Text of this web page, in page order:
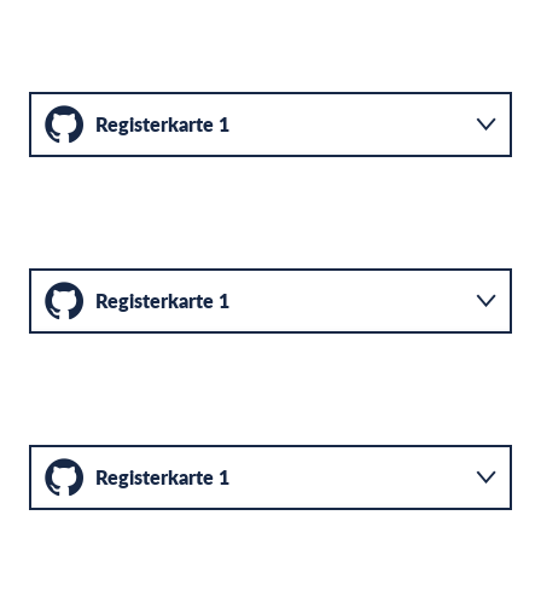
Registerkarte 1
Registerkarte 1
Registerkarte 1